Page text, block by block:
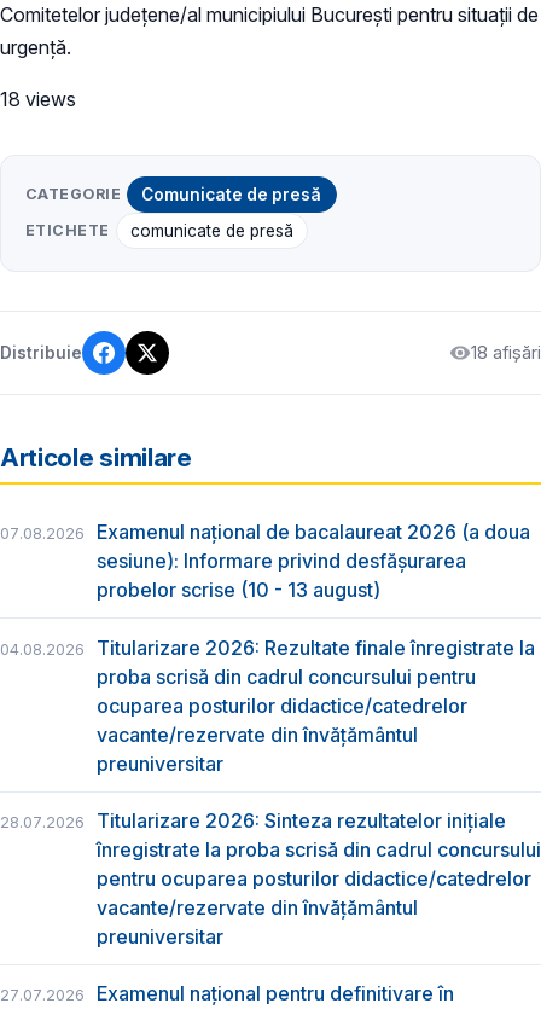
Comitetelor județene/al municipiului București pentru situații de
urgență.
18 views
CATEGORIE Comunicate de presă
ETICHETE comunicate de presă
Distribuie 18 afișări
Articole similare
07.08.2026
Examenul național de bacalaureat 2026 (a doua
sesiune): Informare privind desfășurarea
probelor scrise (10 - 13 august)
04.08.2026
Titularizare 2026: Rezultate finale înregistrate la
proba scrisă din cadrul concursului pentru
ocuparea posturilor didactice/catedrelor
vacante/rezervate din învăţământul
preuniversitar
28.07.2026
Titularizare 2026: Sinteza rezultatelor inițiale
înregistrate la proba scrisă din cadrul concursului
pentru ocuparea posturilor didactice/catedrelor
vacante/rezervate din învăţământul
preuniversitar
27.07.2026
Examenul național pentru definitivare în